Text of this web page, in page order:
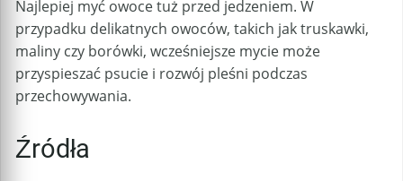
Najlepiej myć owoce tuż przed jedzeniem. W
przypadku delikatnych owoców, takich jak truskawki,
maliny czy borówki, wcześniejsze mycie może
przyspieszać psucie i rozwój pleśni podczas
przechowywania.
Źródła